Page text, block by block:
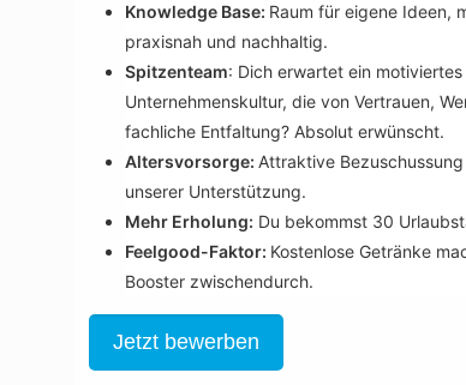
Knowledge Base: Raum für eigene Ideen,
praxisnah und nachhaltig.
Spitzenteam: Dich erwartet ein
Unternehmenskultur, die von Vertrauen,
fachliche Entfaltung? Absolut erwünscht.
Altersvorsorge: Attraktive
unserer Unterstützung.
Mehr Erholung: Du bekommst 30
Feelgood-Faktor: Kostenlose Getränke
Booster zwischendurch.
Jetzt bewerben